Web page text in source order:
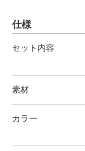
仕様
セット内容
素材
カラー